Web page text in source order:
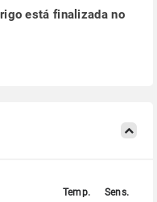
está finalizada no